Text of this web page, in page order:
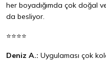
her boyadığımda çok doğal
da besliyor.
⭐⭐⭐⭐
Deniz A.: Uygulaması çok